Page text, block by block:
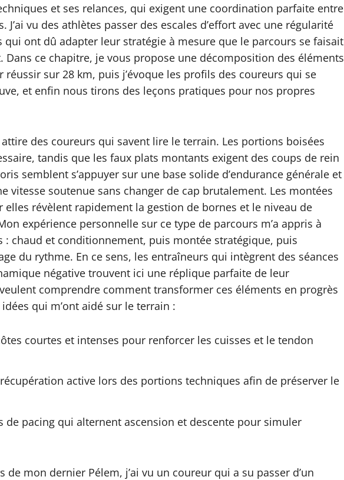
et ses relances, qui exigent une coordination parfaite entre
J’ai vu des athlètes passer des escales d’effort avec une régularité
qui ont dû adapter leur stratégie à mesure que le parcours se faisait
Dans ce chapitre, je vous propose une décomposition des éléments
sur 28 km, puis j’évoque les profils des coureurs qui se
et enfin nous tirons des leçons pratiques pour nos propres
des coureurs qui savent lire le terrain. Les portions boisées
tandis que les faux plats montants exigent des coups de rein
semblent s’appuyer sur une base solide d’endurance générale et
vitesse soutenue sans changer de cap brutalement. Les montées
révèlent rapidement la gestion de bornes et le niveau de
expérience personnelle sur ce type de parcours m’a appris à
: chaud et conditionnement, puis montée stratégique, puis
du rythme. En ce sens, les entraîneurs qui intègrent des séances
négative trouvent ici une réplique parfaite de leur
comprendre comment transformer ces éléments en progrès
qui m’ont aidé sur le terrain :
courtes et intenses pour renforcer les cuisses et le tendon
active lors des portions techniques afin de préserver le
de pacing qui alternent ascension et descente pour simuler
de mon dernier Pélem, j’ai vu un coureur qui a su passer d’un